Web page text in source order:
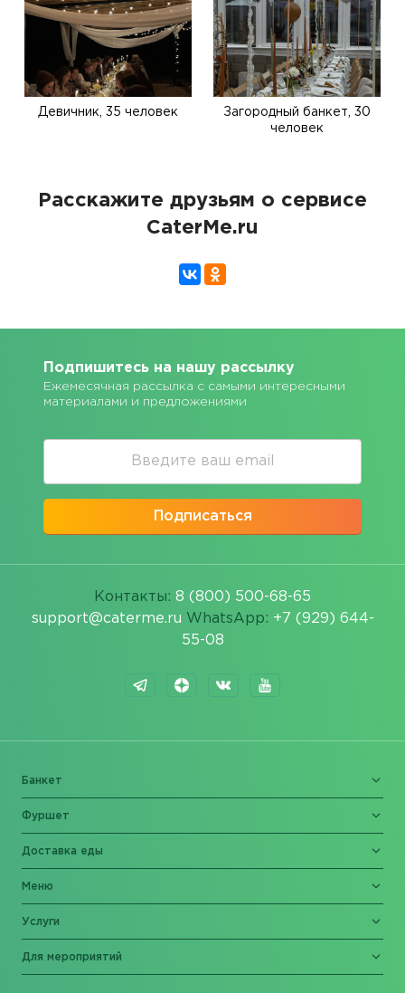
Девичник, 35 человек
Загородный банкет, 30
человек
Расскажите друзьям о сервисе
CaterMe.ru
Подпишитесь на нашу рассылку
Ежемесячная рассылка с самыми интересными
материалами и предложениями
Подписаться
Контакты: 8 (800) 500-68-65
support@caterme.ru WhatsApp: +7 (929) 644-
55-08
Банкет
Фуршет
Доставка еды
Меню
Услуги
Для мероприятий